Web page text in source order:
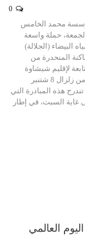
محمد الخامس
حملة واسعة
البيضاء (الجلالة)
المنحدرة من
لإقليم شيشاوة
المتضررة من زلزال 8 شتنبر
هذه المبادرة التي
غاية السبت، في إطار
العالمي